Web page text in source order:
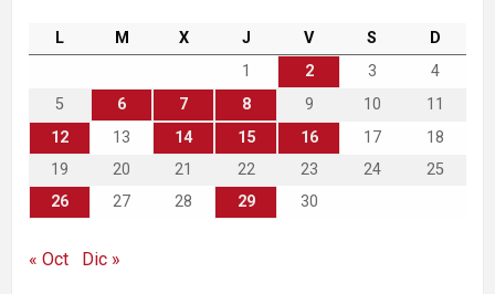
L M X J V S
D
1
2 3
4
5
6 7 8 9 10
11
12
13 14 15 16 17
18
19
20 21 22 23 24
25
26
27 28 29 30
« Oct Dic »